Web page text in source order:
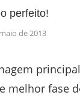
perfeito!
de 2013
melhor fase